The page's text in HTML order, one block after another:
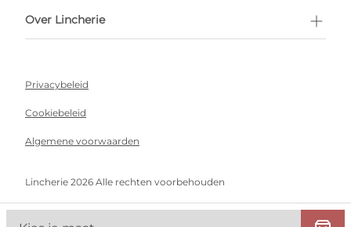
Over Lincherie
Privacybeleid
Cookiebeleid
Algemene voorwaarden
Lincherie 2026 Alle rechten voorbehouden